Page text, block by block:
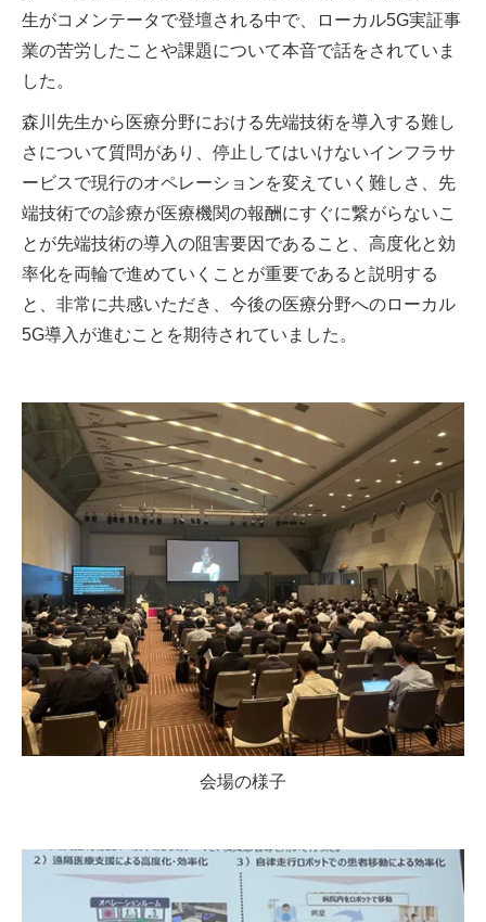
生がコメンテータで登壇される中で、ローカル5G実証事
業の苦労したことや課題について本音で話をされていま
した。
森川先生から医療分野における先端技術を導入する難し
さについて質問があり、停止してはいけないインフラサ
ービスで現行のオペレーションを変えていく難しさ、先
端技術での診療が医療機関の報酬にすぐに繋がらないこ
とが先端技術の導入の阻害要因であること、高度化と効
率化を両輪で進めていくことが重要であると説明する
と、非常に共感いただき、今後の医療分野へのローカル
5G導入が進むことを期待されていました。
会場の様子